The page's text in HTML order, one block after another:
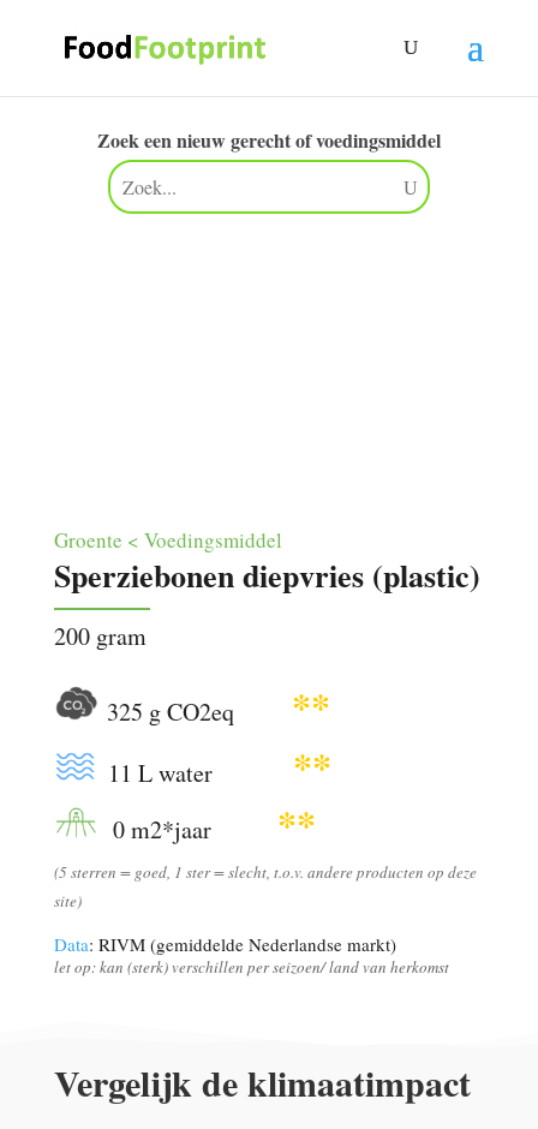
Zoek een nieuw gerecht of voedingsmiddel
Groente < Voedingsmiddel
Sperziebonen diepvries (plastic)
200 gram
325 g CO2eq **
11 L water **
0 m2*jaar **
(5 sterren = goed, 1 ster = slecht, t.o.v. andere producten op deze
site)
Data: RIVM (gemiddelde Nederlandse markt)
let op: kan (sterk) verschillen per seizoen/ land van herkomst
Vergelijk de klimaatimpact